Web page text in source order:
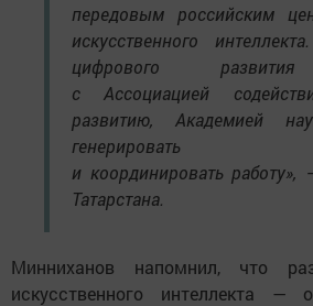
передовым российским
искусственного
цифрового
с Ассоциацией
развитию, Академией
генерировать
и координировать
Татарстана.
Минниханов напомнил, что
искусственного интеллекта